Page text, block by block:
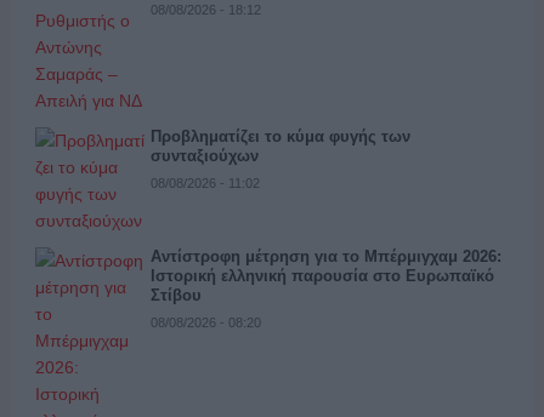
08/08/2026 - 18:12
Προβληματίζει το κύμα φυγής των
συνταξιούχων
08/08/2026 - 11:02
Αντίστροφη μέτρηση για το Μπέρμιγχαμ 2026:
Ιστορική ελληνική παρουσία στο Ευρωπαϊκό
Στίβου
08/08/2026 - 08:20